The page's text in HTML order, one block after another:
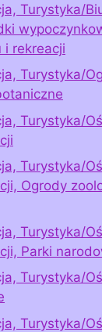
Turystyka/
i rekreacji
Turystyka/
Turystyka/
Turystyka/
Ogrody
Turystyka/
Parki
Turystyka/
Turystyka/